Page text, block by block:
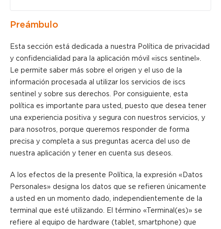
Preámbulo
Esta sección está dedicada a nuestra Política de privacidad
y confidencialidad para la aplicación móvil «iscs sentinel».
Le permite saber más sobre el origen y el uso de la
información procesada al utilizar los servicios de iscs
sentinel y sobre sus derechos. Por consiguiente, esta
política es importante para usted, puesto que desea tener
una experiencia positiva y segura con nuestros servicios, y
para nosotros, porque queremos responder de forma
precisa y completa a sus preguntas acerca del uso de
nuestra aplicación y tener en cuenta sus deseos.
A los efectos de la presente Política, la expresión «Datos
Personales» designa los datos que se refieren únicamente
a usted en un momento dado, independientemente de la
terminal que esté utilizando. El término «Terminal(es)» se
refiere al equipo de hardware (tablet, smartphone) que